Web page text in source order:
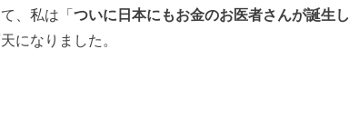
、私は「ついに日本にもお金のお医者さんが誕生し
になりました。